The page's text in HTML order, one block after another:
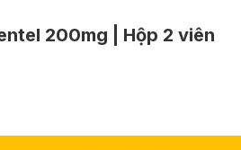
200mg | Hộp 2 viên